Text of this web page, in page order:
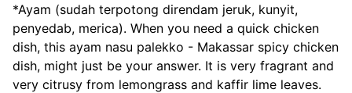
*Ayam (sudah terpotong direndam jeruk, kunyit,
penyedab, merica). When you need a quick chicken
dish, this ayam nasu palekko - Makassar spicy chicken
dish, might just be your answer. It is very fragrant and
very citrusy from lemongrass and kaffir lime leaves.